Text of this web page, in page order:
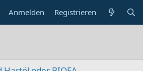
Anmelden Registrieren